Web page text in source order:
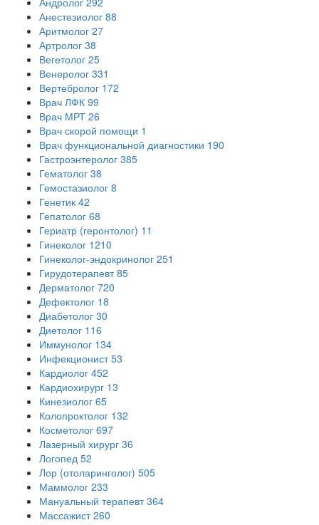
Анестезиолог 88
Аритмолог 27
Артролог 38
Вегетолог 25
Венеролог 331
Вертебролог 172
Врач ЛФК 99
Врач МРТ 26
Врач скорой помощи 1
Врач функциональной диагностики 190
Гастроэнтеролог 385
Гематолог 38
Гемостазиолог 8
Генетик 42
Гепатолог 68
Гериатр (геронтолог) 11
Гинеколог 1210
Гинеколог-эндокринолог 251
Гирудотерапевт 85
Дерматолог 720
Дефектолог 18
Диабетолог 30
Диетолог 116
Иммунолог 134
Инфекционист 53
Кардиолог 452
Кардиохирург 13
Кинезиолог 65
Колопроктолог 132
Косметолог 697
Лазерный хирург 36
Логопед 52
Лор (отоларинголог) 505
Маммолог 233
Мануальный терапевт 364
Массажист 260